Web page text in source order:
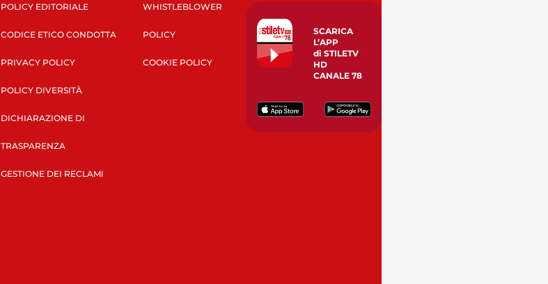
POLICY EDITORIALE
CODICE ETICO CONDOTTA
PRIVACY POLICY
POLICY DIVERSITÀ
DICHIARAZIONE DI
TRASPARENZA
GESTIONE DEI RECLAMI
WHISTLEBLOWER
POLICY
COOKIE POLICY
SCARICA
L’APP
di STILETV
HD
CANALE 78